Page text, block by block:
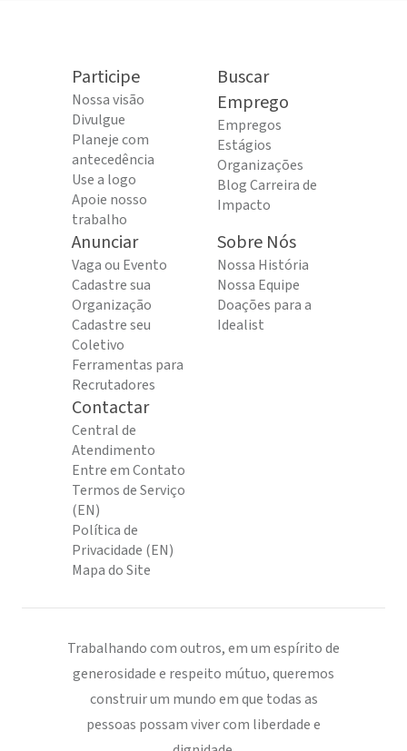
Participe
Nossa visão
Divulgue
Planeje com
antecedência
Use a logo
Apoie nosso
trabalho
Buscar
Emprego
Empregos
Estágios
Organizações
Blog Carreira de
Impacto
Anunciar
Vaga ou Evento
Cadastre sua
Organização
Cadastre seu
Coletivo
Ferramentas para
Recrutadores
Sobre Nós
Nossa História
Nossa Equipe
Doações para a
Idealist
Contactar
Central de
Atendimento
Entre em Contato
Termos de Serviço
(EN)
Política de
Privacidade (EN)
Mapa do Site
Trabalhando com outros, em um espírito de
generosidade e respeito mútuo, queremos
construir um mundo em que todas as
pessoas possam viver com liberdade e